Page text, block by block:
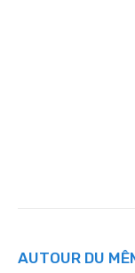
AUTOUR DU